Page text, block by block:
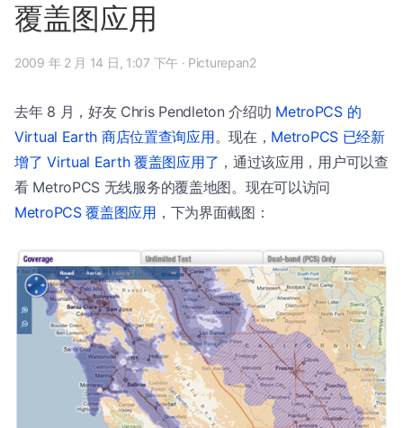
覆盖图应用
2009 年 2 月 14 日, 1:07 下午 · Picturepan2
去年 8 月，好友 Chris Pendleton 介绍叻 MetroPCS 的
Virtual Earth 商店位置查询应用。现在， MetroPCS 已经新
增了 Virtual Earth 覆盖图应用了 ，通过该应用，用户可以查
看 MetroPCS 无线服务的覆盖地图。现在可以访问
MetroPCS 覆盖图应用 ，下为界面截图：